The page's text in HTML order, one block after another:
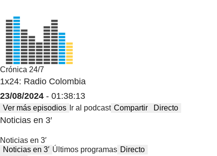
Crónica 24/7
1x24: Radio Colombia
23/08/2024 - 01:38:13
Ver más episodios Ir al podcast Compartir Directo
Noticias en 3′
Noticias en 3′
Noticias en 3′ Últimos programas Directo